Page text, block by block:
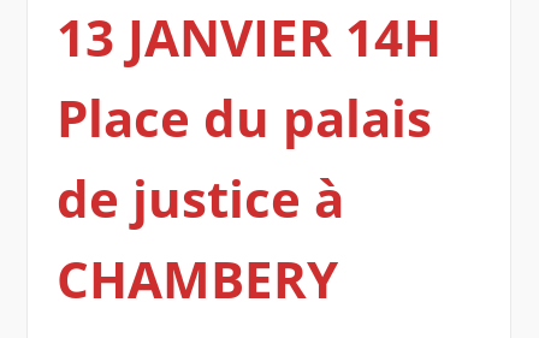
13 JANVIER 14H
Place du palais
de justice à
CHAMBERY